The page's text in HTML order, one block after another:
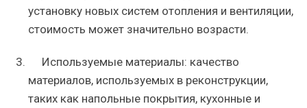
установку новых систем отопления и вентиляции,
стоимость может значительно возрасти.
Используемые материалы: качество
материалов, используемых в реконструкции,
таких как напольные покрытия, кухонные и